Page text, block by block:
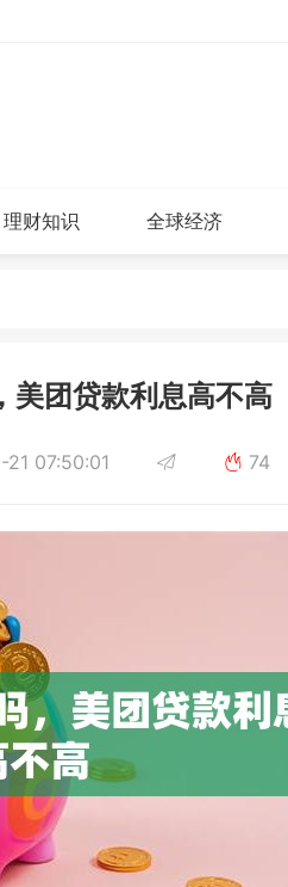
理财知识 全球经济
美团贷款利息高不高
07:50:01 74